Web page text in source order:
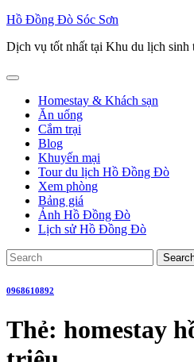
Skip
content
Hồ Đồng Đò Sóc Sơn
Dịch vụ tốt nhất tại Khu du lịch
Open
ButtonHomestay & Khách sạn
Ăn uống
Cắm trại
Blog
Khuyến mại
Tour du lịch Hồ Đồng Đò
Xem phòng
Bảng giá
Ảnh Hồ Đồng Đò
Lịch sử Hồ Đồng Đò
Close
Button
Search
for:
0968610892
Thẻ: homestay